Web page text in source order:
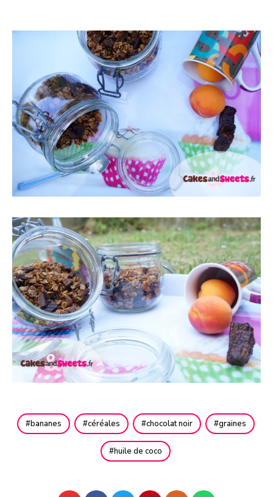
bananes céréales chocolat noir graines
huile de coco